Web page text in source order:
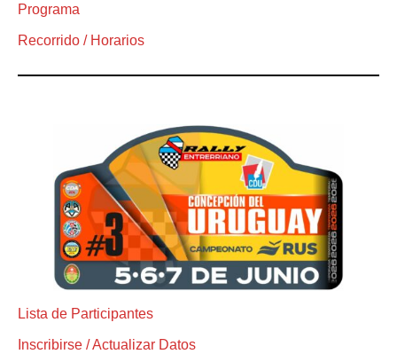
Programa
Recorrido / Horarios
Lista de Participantes
Inscribirse / Actualizar Datos